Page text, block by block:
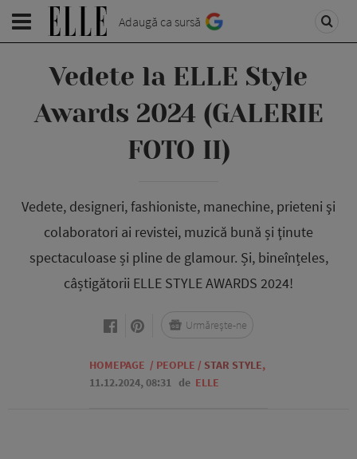
Adaugă ca sursă
Vedete la ELLE Style
Awards 2024 (GALERIE
FOTO II)
Vedete, designeri, fashioniste, manechine, prieteni şi
colaboratori ai revistei, muzică bună și ţinute
spectaculoase și pline de glamour. Și, bineînțeles,
câștigătorii ELLE STYLE AWARDS 2024!
HOMEPAGE / PEOPLE / STAR STYLE,
11.12.2024, 08:31 de ELLE
Urmărește-ne